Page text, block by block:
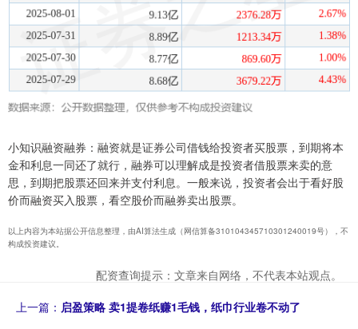
小知识融资融券：融资就是证券公司借钱给投资者买股票，到期将本
金和利息一同还了就行，融券可以理解成是投资者借股票来卖的意
思，到期把股票还回来并支付利息。一般来说，投资者会出于看好股
价而融资买入股票，看空股价而融券卖出股票。
以上内容为本站据公开信息整理，由AI算法生成（网信算备310104345710301240019号），不
构成投资建议。
配资查询提示：文章来自网络，不代表本站观点。
上一篇： 启盈策略 卖1提卷纸赚1毛钱，纸巾行业卷不动了